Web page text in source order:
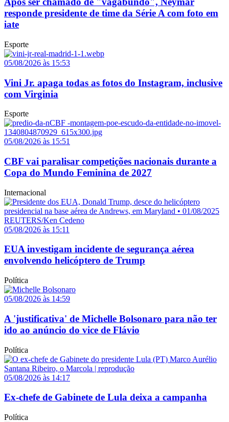
responde presidente de time da Série A com foto em
iate
Esporte
05/08/2026 às 15:53
Vini Jr. apaga todas as fotos do Instagram, inclusive
com Virginia
Esporte
05/08/2026 às 15:51
CBF vai paralisar competições nacionais durante a
Copa do Mundo Feminina de 2027
Internacional
05/08/2026 às 15:11
EUA investigam incidente de segurança aérea
envolvendo helicóptero de Trump
Política
05/08/2026 às 14:59
A 'justificativa' de Michelle Bolsonaro para não ter
ido ao anúncio do vice de Flávio
Política
05/08/2026 às 14:17
Ex-chefe de Gabinete de Lula deixa a campanha
Política